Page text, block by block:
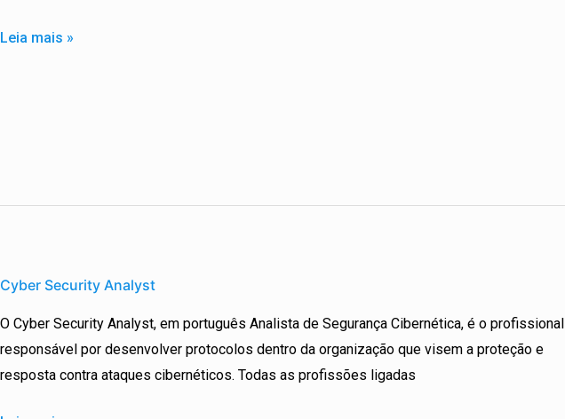
Leia mais »
Cyber Security Analyst
O Cyber Security Analyst, em português Analista de Segurança Cibernética, é o profissional
responsável por desenvolver protocolos dentro da organização que visem a proteção e
resposta contra ataques cibernéticos. Todas as profissões ligadas
Security